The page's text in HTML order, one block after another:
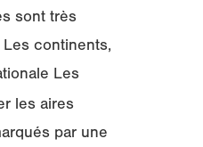
sont très
continents,
Les
les aires
par une